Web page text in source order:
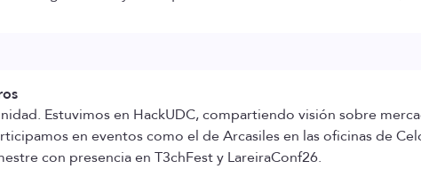
Estuvimos en HackUDC, compartiendo visión sobre
en eventos como el de Arcasiles en las oficinas de
con presencia en T3chFest y LareiraConf26.